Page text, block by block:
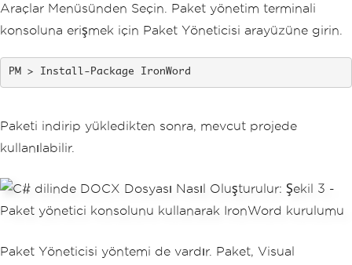
Araçlar Menüsünden Seçin. Paket yönetim terminali
konsoluna erişmek için Paket Yöneticisi arayüzüne girin.
Install-Package IronWord
Paketi indirip yükledikten sonra, mevcut projede
kullanılabilir.
Paket Yöneticisi yöntemi de vardır. Paket, Visual